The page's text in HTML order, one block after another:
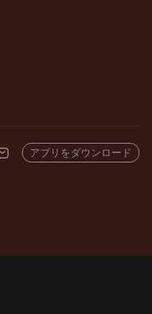
アプリをダウンロード